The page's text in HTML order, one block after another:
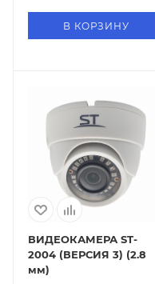
В КОРЗИНУ
ВИДЕОКАМЕРА ST-
2004 (ВЕРСИЯ 3) (2.8
мм)